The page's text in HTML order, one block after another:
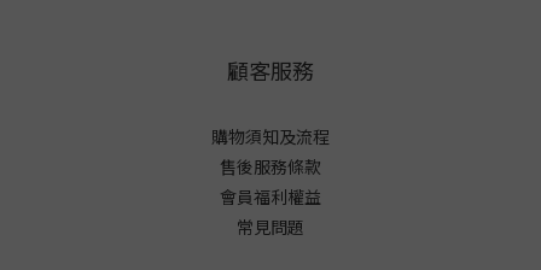
顧客服務
購物須知及流程
售後服務條款
會員福利權益
常見問題